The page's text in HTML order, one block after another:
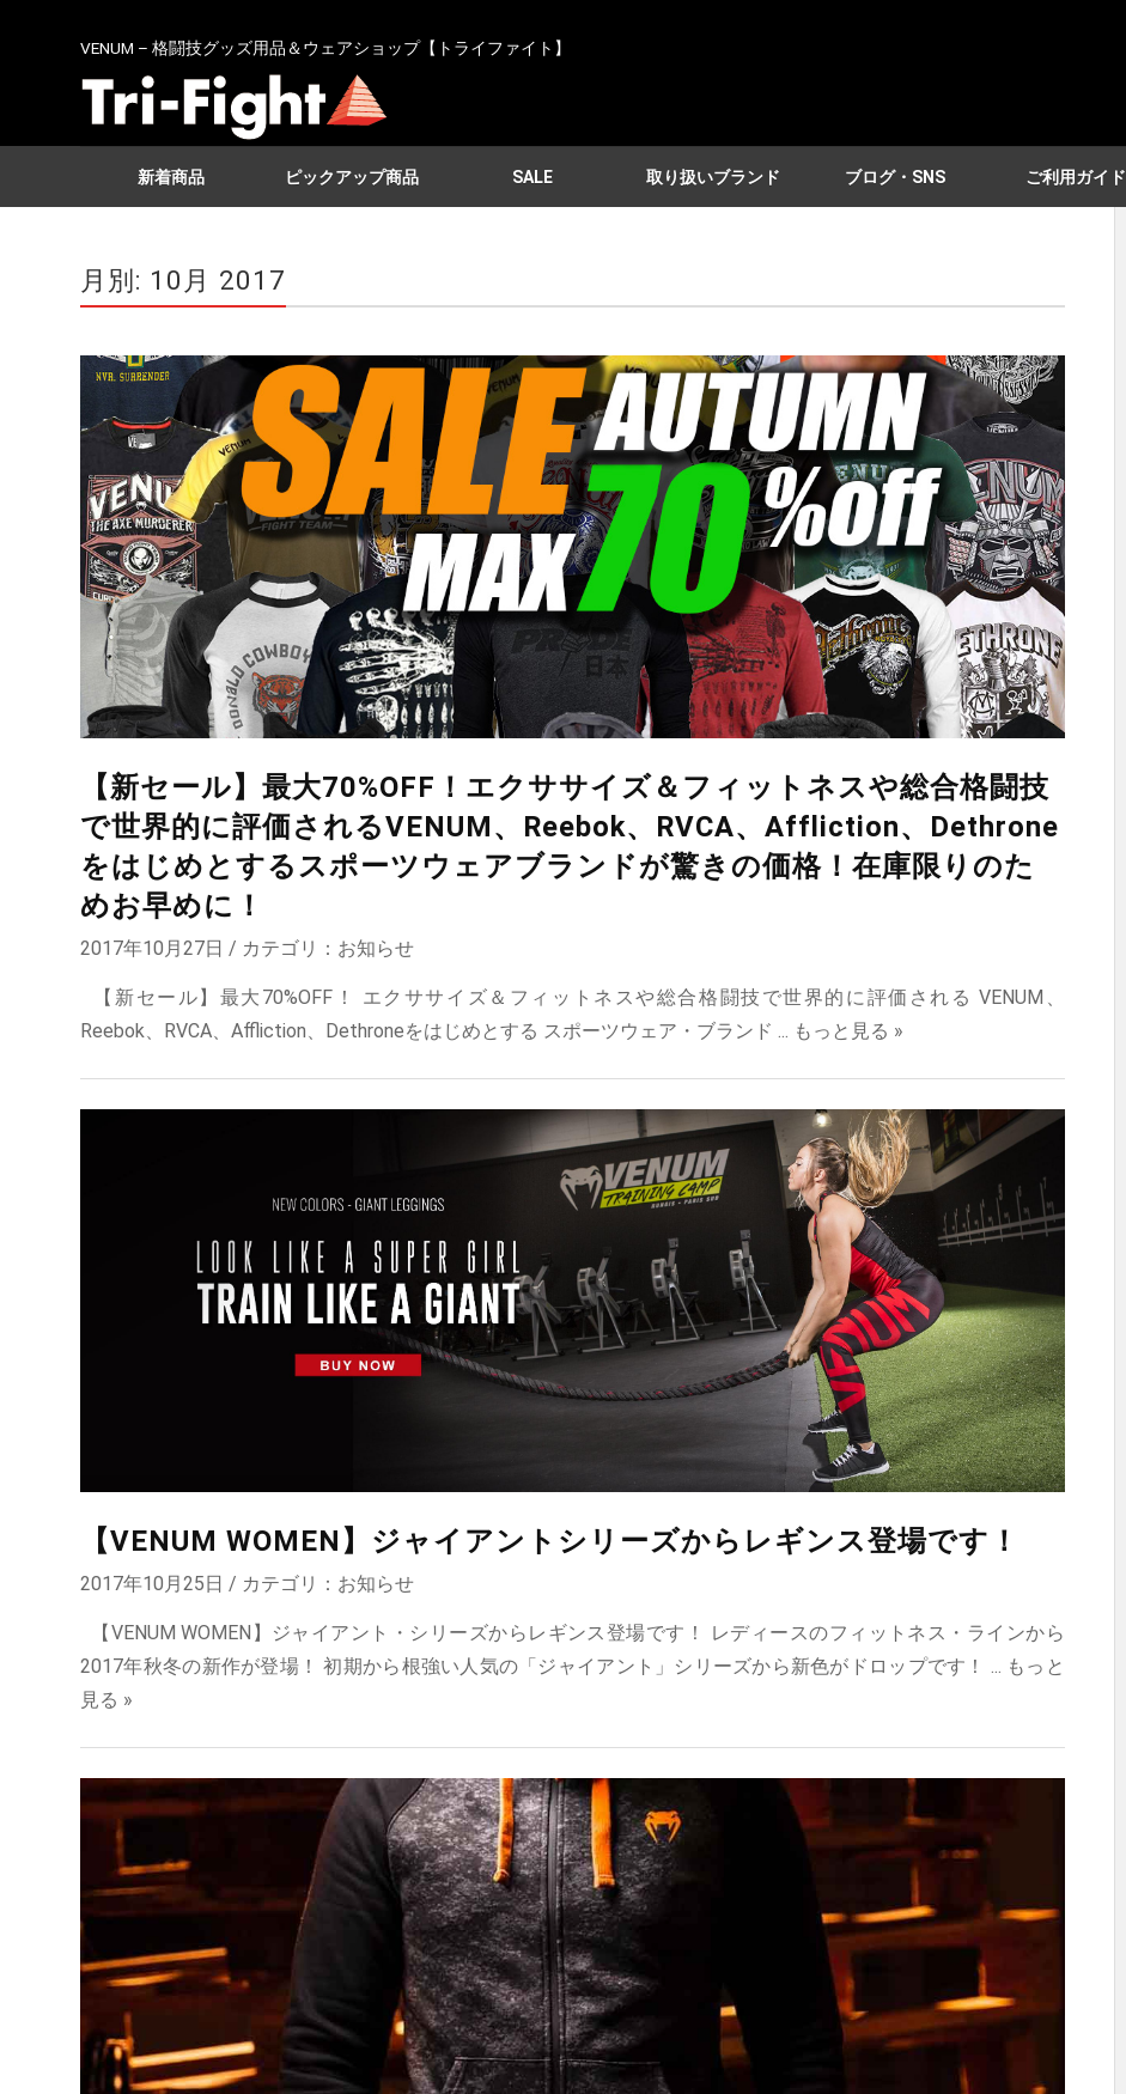
VENUM – 格闘技グッズ用品＆ウェアショップ【トライファイト】
新着商品 ピックアップ商品 SALE 取り扱いブランド ブログ・SNS ご利用ガイド
月別: 10月 2017
【新セール】最大70%OFF！エクササイズ＆フィットネスや総合格闘技
で世界的に評価されるVENUM、Reebok、RVCA、Affliction、Dethrone
をはじめとするスポーツウェアブランドが驚きの価格！在庫限りのた
めお早めに！
2017年10月27日 / カテゴリ： お知らせ
【新セール】最大70%OFF！ エクササイズ＆フィットネスや総合格闘技で世界的に評価される VENUM、
Reebok、RVCA、Affliction、Dethroneをはじめとする スポーツウェア・ブランド ... もっと見る »
【VENUM WOMEN】ジャイアントシリーズからレギンス登場です！
2017年10月25日 / カテゴリ： お知らせ
【VENUM WOMEN】ジャイアント・シリーズからレギンス登場です！ レディースのフィットネス・ラインから
2017年秋冬の新作が登場！ 初期から根強い人気の「ジャイアント」シリーズから新色がドロップです！ ... もっと
見る »